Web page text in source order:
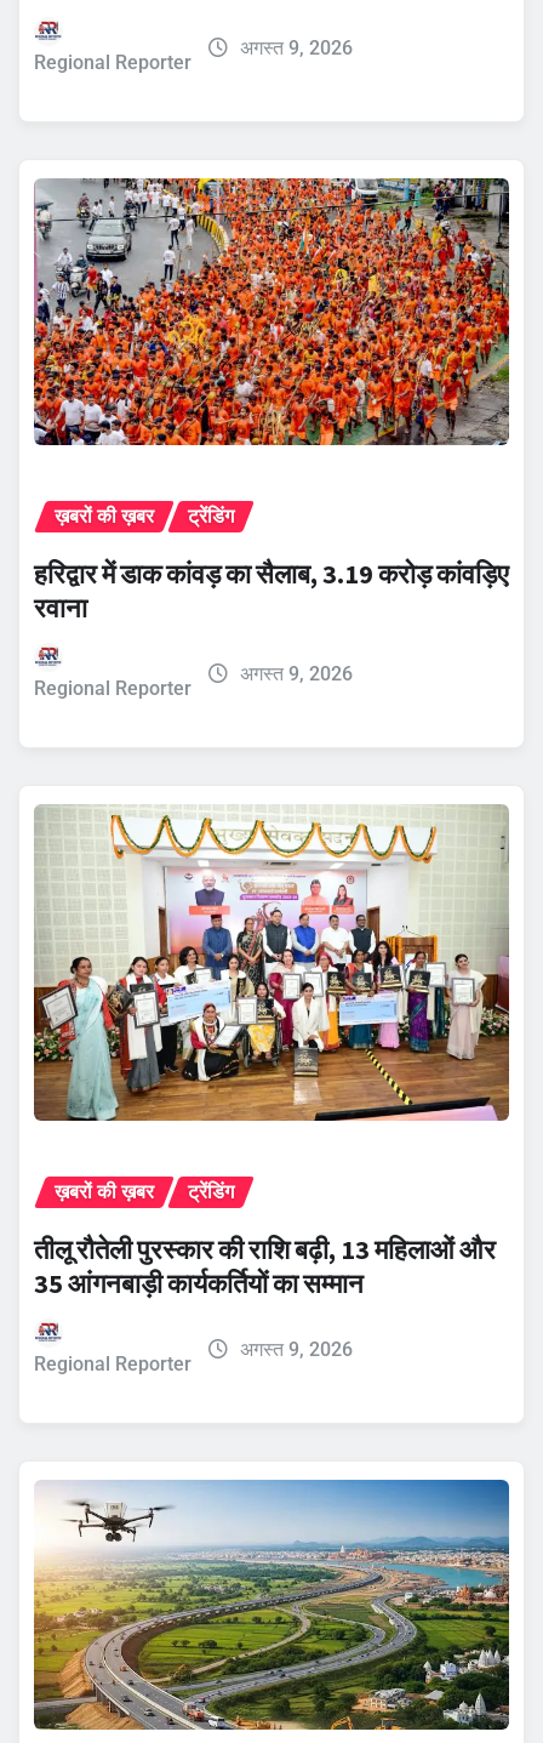
Regional Reporter
अगस्त 9, 2026
ख़बरों की ख़बर ट्रेंडिंग
हरिद्वार में डाक कांवड़ का सैलाब, 3.19 करोड़ कांवड़िए
रवाना
Regional Reporter
अगस्त 9, 2026
ख़बरों की ख़बर ट्रेंडिंग
तीलू रौतेली पुरस्कार की राशि बढ़ी, 13 महिलाओं और
35 आंगनबाड़ी कार्यकर्तियों का सम्मान
Regional Reporter
अगस्त 9, 2026